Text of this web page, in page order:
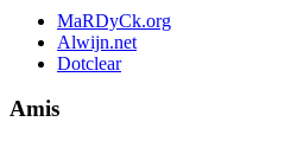
MaRDyCk.org
Alwijn.net
Dotclear
Amis